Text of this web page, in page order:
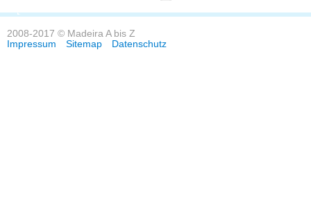
Kontakt
2008-2017 © Madeira A bis Z
Impressum
Sitemap Datenschutz